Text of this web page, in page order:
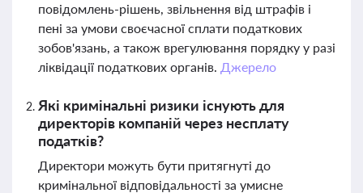
повідомлень-рішень, звільнення від штрафів і
пені за умови своєчасної сплати податкових
зобов'язань, а також врегулювання порядку у разі
ліквідації податкових органів. Джерело
Які кримінальні ризики існують для
директорів компаній через несплату
податків?
Директори можуть бути притягнуті до
кримінальної відповідальності за умисне